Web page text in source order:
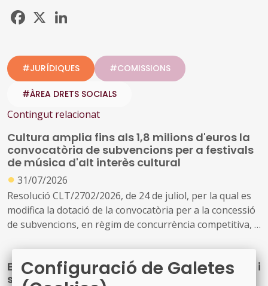
Facebook
#JURÍDIQUES #COMISSIONS
#ÀREA DRETS SOCIALS
Contingut relacionat
Cultura amplia fins als 1,8 milions d'euros la
convocatòria de subvencions per a festivals
de música d'alt interès cultural
● 31/07/2026
Resolució CLT/2702/2026, de 24 de juliol, per la qual es
modifica la dotació de la convocatòria per a la concessió
de subvencions, en règim de concurrència competitiva, a
914637)
El Govern de l’Estat aprova mesures laborals i
socials urgents per protegir les persones
Configuració de Galetes